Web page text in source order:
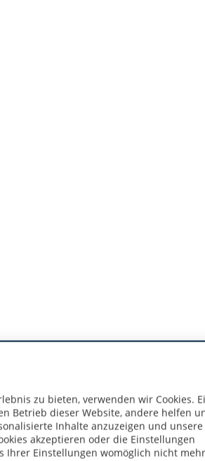
zu bieten, verwenden wir Cookies.
Betrieb dieser Website, andere helfen
Inhalte anzuzeigen und unsere
akzeptieren oder die Einstellungen
Ihrer Einstellungen womöglich nicht